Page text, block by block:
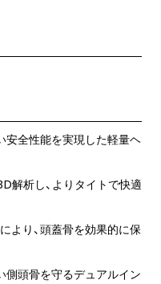
安全性能を実現した軽量ヘ
解析し、よりタイトで快適
により、頭蓋骨を効果的に保
側頭骨を守るデュアルイン